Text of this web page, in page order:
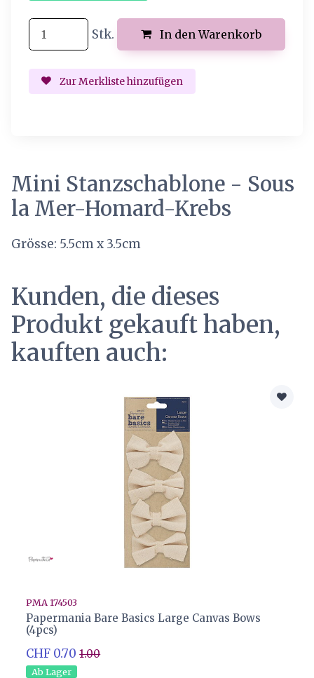
Stk. In den Warenkorb
Zur Merkliste hinzufügen
Mini Stanzschablone - Sous
la Mer-Homard-Krebs
Grösse: 5.5cm x 3.5cm
Kunden, die dieses
Produkt gekauft haben,
kauften auch:
PMA 174503
Papermania Bare Basics Large Canvas Bows
(4pcs)
CHF 0.70 1.00
Ab Lager